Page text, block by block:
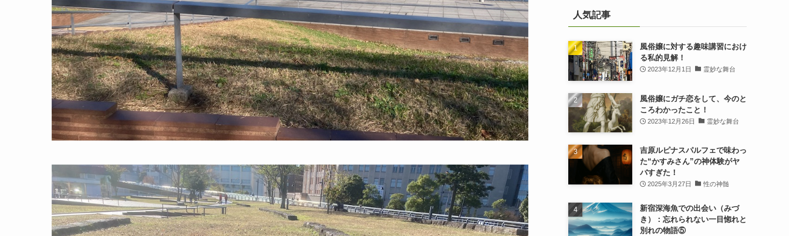
人気記事
風俗嬢に対する趣味講習におけ
る私的見解！
2023年12月1日 霊妙な舞台
風俗嬢にガチ恋をして、今のと
ころわかったこと！
2023年12月26日 霊妙な舞台
吉原ルピナスパルフェで味わっ
た“かすみさん”の神体験がヤ
バすぎた！
2025年3月27日 性の神髄
新宿深海魚での出会い（みづ
き）：忘れられない一目惚れと
別れの物語⑤